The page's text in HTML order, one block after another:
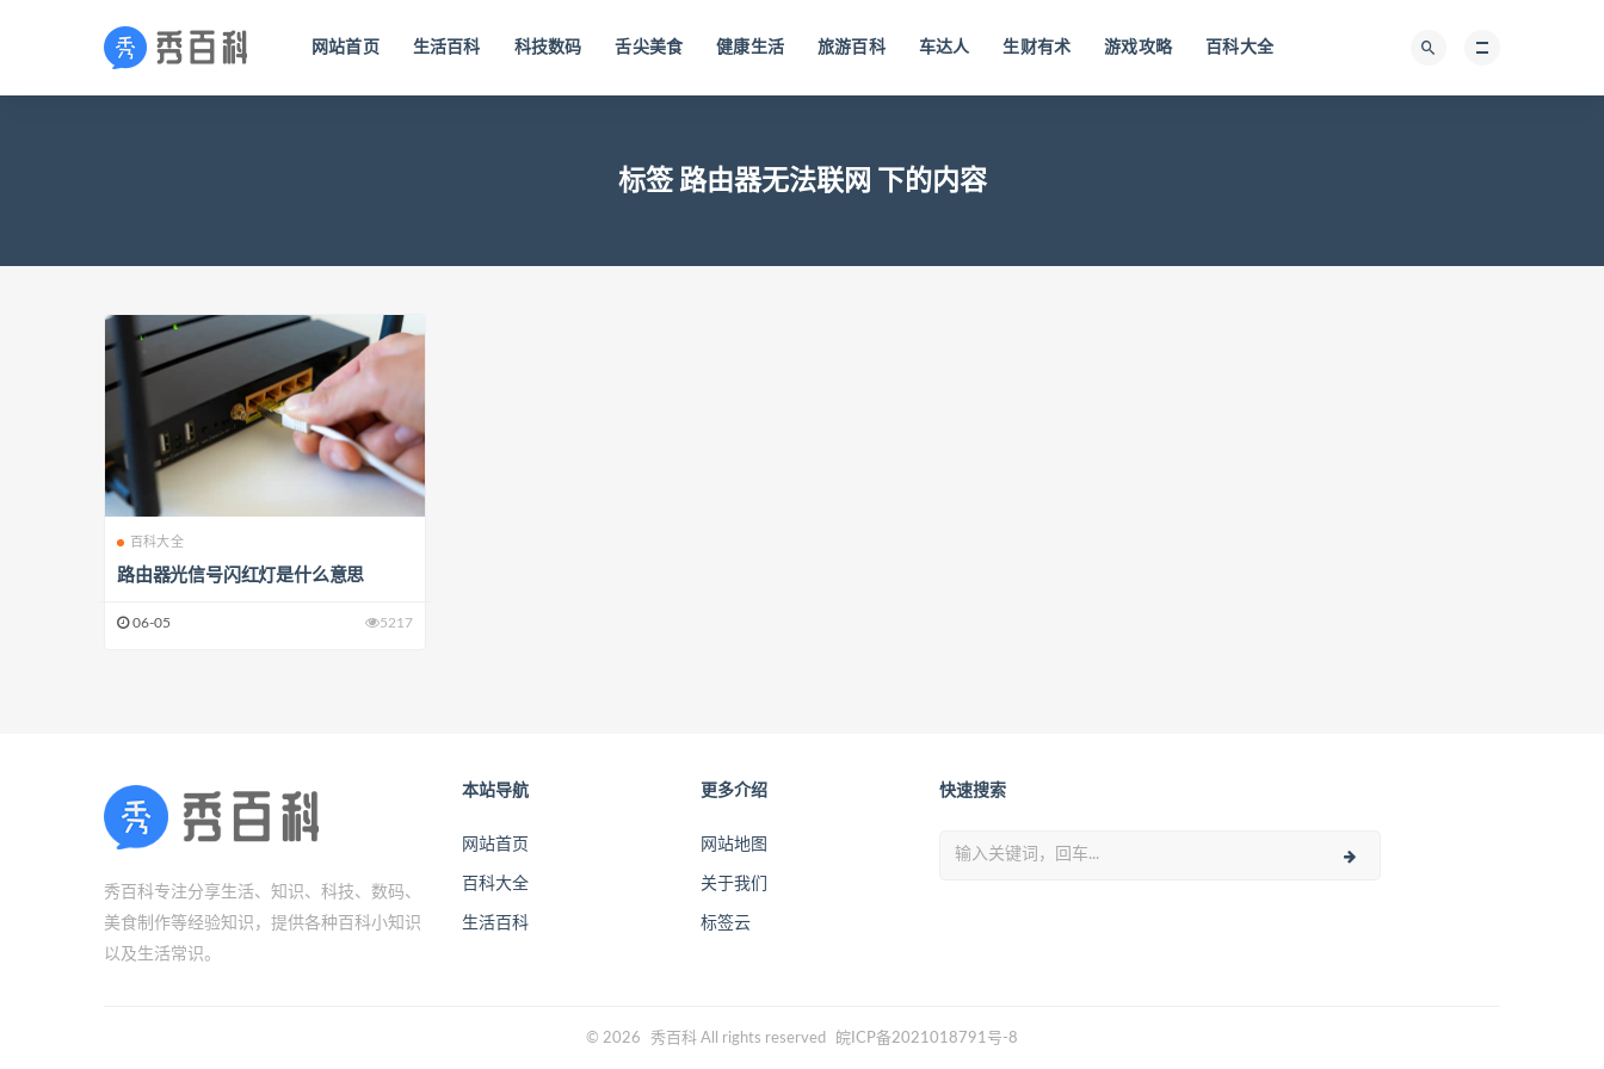
网站首页 生活百科 科技数码 舌尖美食 健康生活 旅游百科 车达人 生财有术 游戏攻略 百科大全
标签 路由器无法联网 下的内容
百科大全
路由器光信号闪红灯是什么意思
06-05 5217
秀百科专注分享生活、知识、科技、数码、
美食制作等经验知识，提供各种百科小知识
以及生活常识。
本站导航
网站首页
百科大全
生活百科
更多介绍
网站地图
关于我们
标签云
快速搜索
© 2026 秀百科 All rights reserved 皖ICP备2021018791号-8